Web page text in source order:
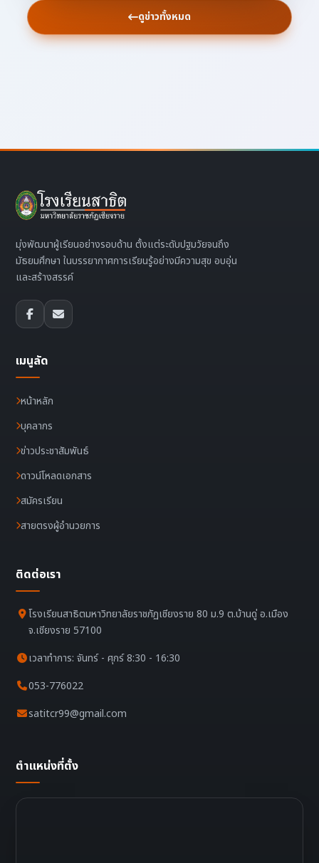
ดูข่าวทั้งหมด
มุ่งพัฒนาผู้เรียนอย่างรอบด้าน ตั้งแต่ระดับปฐมวัยจนถึง
มัธยมศึกษา ในบรรยากาศการเรียนรู้อย่างมีความสุข อบอุ่น
และสร้างสรรค์
เมนูลัด
หน้าหลัก
บุคลากร
ข่าวประชาสัมพันธ์
ดาวน์โหลดเอกสาร
สมัครเรียน
สายตรงผู้อำนวยการ
ติดต่อเรา
โรงเรียนสาธิตมหาวิทยาลัยราชภัฏเชียงราย 80 ม.9 ต.บ้านดู่ อ.เมือง
จ.เชียงราย 57100
เวลาทำการ: จันทร์ - ศุกร์ 8:30 - 16:30
053-776022
satitcr99@gmail.com
ตำแหน่งที่ตั้ง